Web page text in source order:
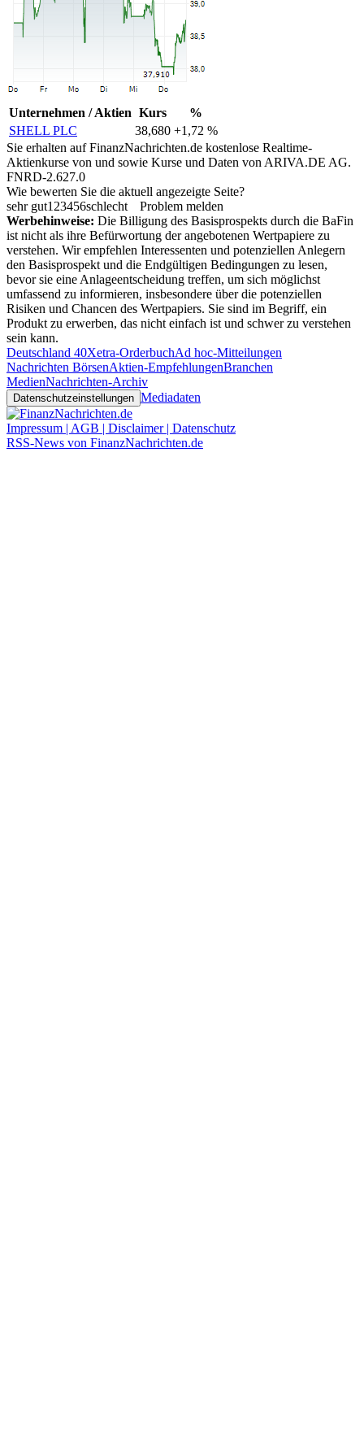
Unternehmen / Aktien Kurs
%
SHELL PLC
38,680 +1,72 %
Sie erhalten auf FinanzNachrichten.de kostenlose Realtime-
Aktienkurse von und sowie Kurse und Daten von ARIVA.DE AG.
FNRD-2.627.0
Wie bewerten Sie die aktuell angezeigte Seite?
sehr gut1 23456schlecht
Problem melden
Werbehinweise: Die Billigung des Basisprospekts durch die BaFin
ist nicht als ihre Befürwortung der angebotenen Wertpapiere zu
verstehen. Wir empfehlen Interessenten und potenziellen Anlegern
den Basisprospekt und die Endgültigen Bedingungen zu lesen,
bevor sie eine Anlageentscheidung treffen, um sich möglichst
umfassend zu informieren, insbesondere über die potenziellen
Risiken und Chancen des Wertpapiers. Sie sind im Begriff, ein
Produkt zu erwerben, das nicht einfach ist und schwer zu verstehen
sein kann.
Deutschland 40Xetra-OrderbuchAd hoc-Mitteilungen
Nachrichten BörsenAktien-EmpfehlungenBranchen
MedienNachrichten-Archiv
Datenschutzeinstellungen Mediadaten
Impressum | AGB | Disclaimer | Datenschutz
RSS-News von FinanzNachrichten.de